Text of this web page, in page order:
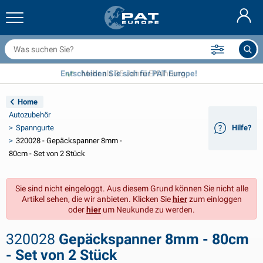
& Zubehör
beleuchtung
Beleuchtung Aspöck
Beleuchtung Radex
LED
Innenraum
& Solarartikel
& 24V Zubehör
Ganz- & Halbgaragen
& Wohnmobil außenbereich
& Wohnmobil innenbereich
zubehör
zubehör
und Beschläge
und Schäkel
Pflege
und Zubehör
& Feuer-Löschdecken
Freien
Produkten
Nederlands
English
Français
Svenska
Dansk
Suomalainen
Entscheiden Sie sich für PAT Europe!
Mehr als 35 Jahre Erfahrung
Home
Autozubehör
Spanngurte
320028 - Gepäckspanner 8mm -
80cm - Set von 2 Stück
Hilfe?
Sie sind nicht eingeloggt. Aus diesem Grund können Sie nicht alle
Artikel sehen, die wir anbieten. Klicken Siehierzum einloggen
oderhier um Neukunde zu werden.
320028 Gepäckspanner 8mm - 80cm
- Set von 2 Stück